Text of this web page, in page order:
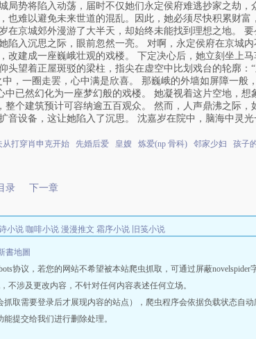
势将陷入动荡，届时不仅她们永定侯府难逃抄家之劫，
难以避免未来世道的混乱。因此，她必须尽快积累财富
京城郊外漫游了大半天，却始终未能找到理想之地。
入沉思之际，眼前忽然一亮。 对啊，永定侯府在京城
建成一座巍峨壮观的戏楼。 下定决心后，她立刻坐上马
望着正屋斑驳的梁柱，指尖在虚空中比划戏台的轮廓：
，一圈走罢，心中满是欣喜。 那巍峨的外墙如屏障一般
已然幻化为一座梦幻般的戏楼。 她凝视着这片空地，想
个建筑预计可容纳逾五百观众。 然而，人声鼎沸之际，
设备，这让她陷入了沉思。 沈嘉岁在院中，脑海中灵
从打穿肖申克开始 先婚后爱 皇嫂 炼爱(np 骨科) 邻家少妇 孩子
录 下一章
小说 咖啡小说 漫漫推文 霜序小说 旧笺小说
書地圖
协议，若您的网站不希望被本站爬虫抓取，可通过屏蔽novelspider
涉及更改内容，不针对任何内容表述任何立场。
取需要登录后才展现内容的站点），爬虫程序会依据负载状态自动
提交给我们进行删除处理。